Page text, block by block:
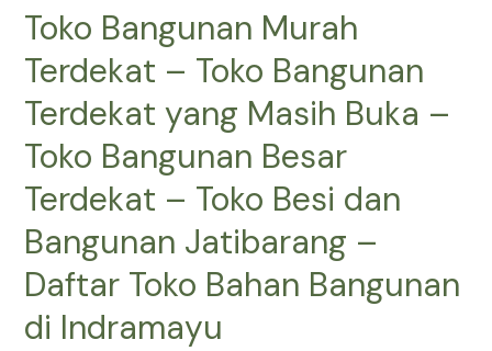
Jatibarang
Bangunan
Toko
Bangunan
yang
Buka
–
Toko
Material
Indramayu
–
Toko Bangunan Murah
Terdekat – Toko Bangunan
Terdekat yang Masih Buka –
Toko Bangunan Besar
Terdekat – Toko Besi dan
Bangunan Jatibarang –
Daftar Toko Bahan Bangunan
di Indramayu